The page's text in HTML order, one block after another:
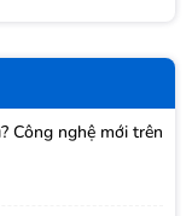
Công nghệ mới trên